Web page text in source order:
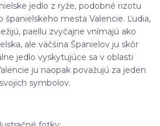
jedlo z ryže, podobné rizotu
španielskeho mesta Valencie. Ľudia,
paellu zvyčajne vnímajú ako
ale väčšina Španielov ju skôr
jedlo vyskytujúce sa v oblasti
ju naopak považujú za jeden
symbolov.